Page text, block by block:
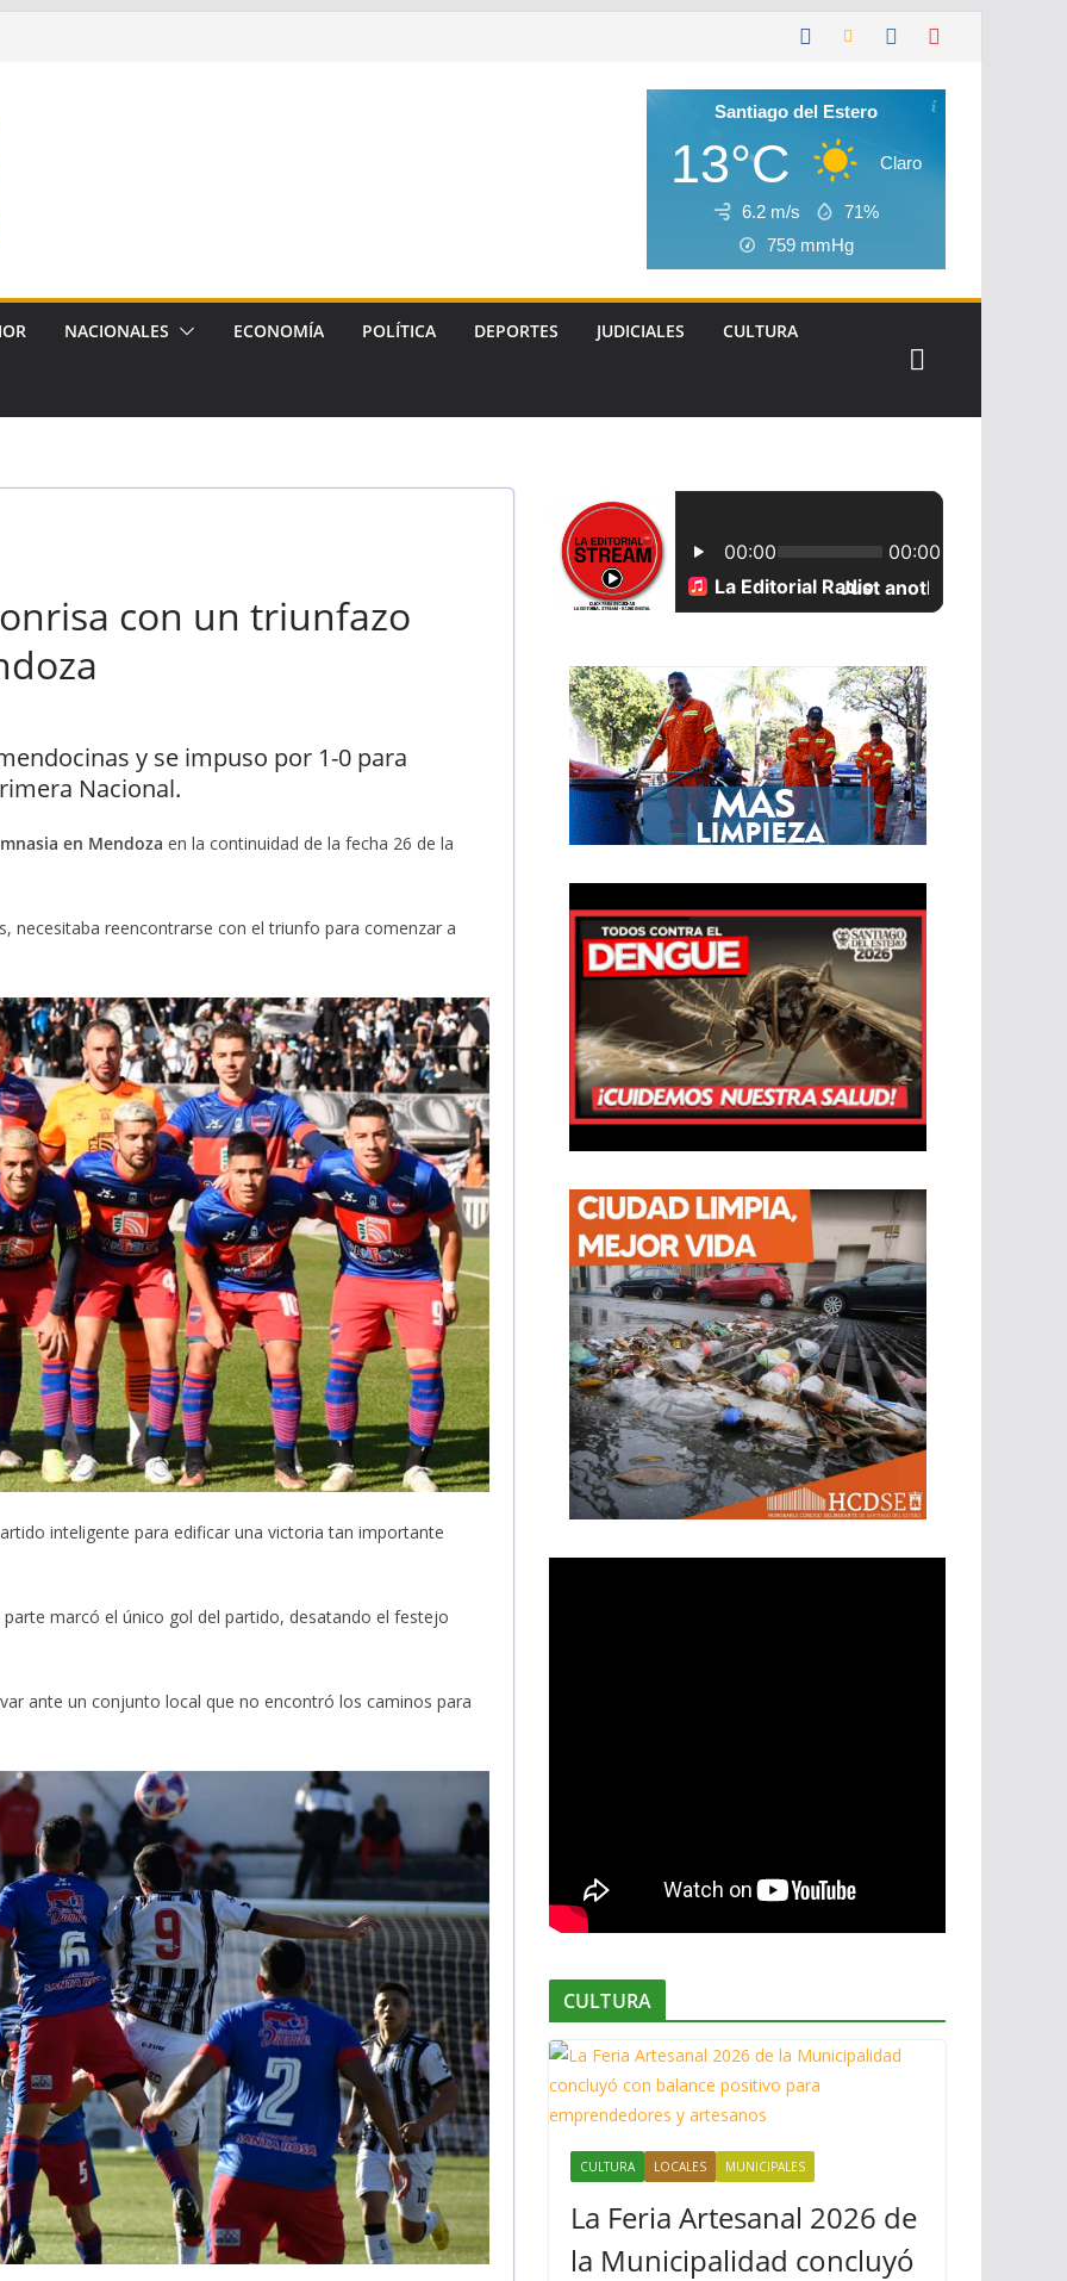
Santiago del Estero
13°C Claro
6.2 m/s
71%
759 mmHg
NACIONALES ECONOMÍA POLÍTICA DEPORTES JUDICIALES CULTURA
con un triunfazo
y se impuso por 1-0 para
Nacional.
en Mendoza en la continuidad de la fecha 26 de la
necesitaba reencontrarse con el triunfo para comenzar a
inteligente para edificar una victoria tan importante
marcó el único gol del partido, desatando el festejo
ante un conjunto local que no encontró los caminos para
CULTURA
CULTURA LOCALES MUNICIPALES
La Feria Artesanal 2026 de
la Municipalidad concluyó